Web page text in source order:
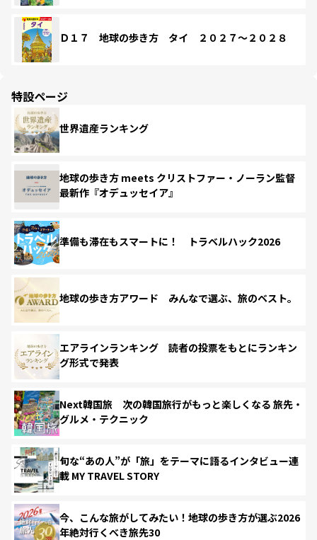
Ｄ１７ 地球の歩き方 タイ ２０２７～２０２８
特設ページ
世界遺産ランキング
地球の歩き方 meets クリストファー・ノーラン監督
最新作『オデュッセイア』
準備も滞在もスマートに！ トラベルハック2026
地球の歩き方アワード みんなで選ぶ、旅のベスト。
エアラインランキング 読者の投票をもとにランキン
グ形式で発表
Next韓国旅 次の韓国旅行がもっと楽しくなる 旅先・
グルメ・テクニック
旬な“あの人”が「旅」をテーマに語るインタビュー連
載 MY TRAVEL STORY
今、こんな旅がしてみたい！地球の歩き方が選ぶ2026
年絶対行くべき旅先30